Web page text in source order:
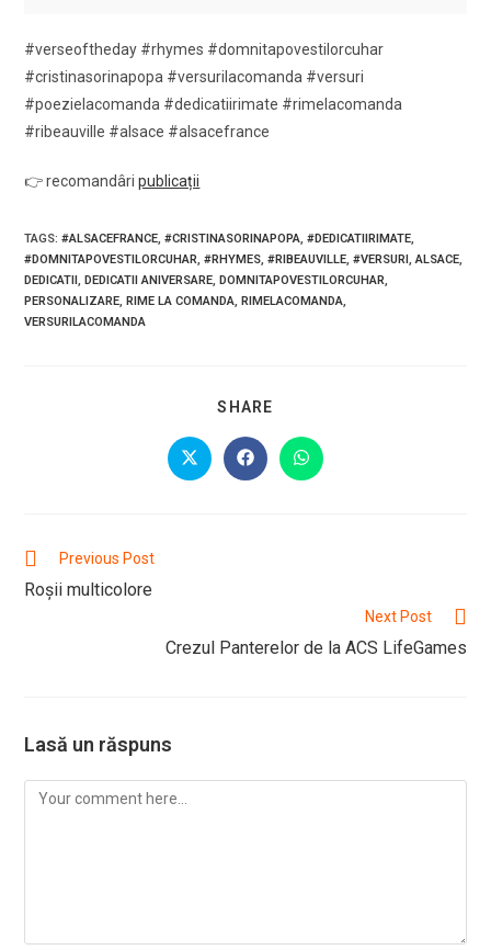
#verseoftheday #rhymes #domnitapovestilorcuhar
#cristinasorinapopa #versurilacomanda #versuri
#poezielacomanda #dedicatiirimate #rimelacomanda
#ribeauville #alsace #alsacefrance
👉 recomandâripublicații
TAGS:#ALSACEFRANCE, #CRISTINASORINAPOPA, #DEDICATIIRIMATE,
#DOMNITAPOVESTILORCUHAR, #RHYMES, #RIBEAUVILLE, #VERSURI, ALSACE,
DEDICATII, DEDICATII ANIVERSARE, DOMNITAPOVESTILORCUHAR,
PERSONALIZARE, RIME LA COMANDA, RIMELACOMANDA,
VERSURILACOMANDA
SHARE
CONTENT
Opens
in
Opens
in
Opens
in
Read
articles
Previous Post
Roșii multicolore
Next Post
Crezul Panterelor de la ACS LifeGames
Lasă un răspuns
Comment